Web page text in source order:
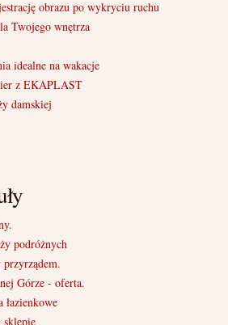
obrazu po wykryciu ruchu
Twojego wnętrza
idealne na wakacje
z EKAPLAST
damskiej
podróżnych
Górze - oferta.